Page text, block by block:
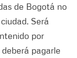
de Bogotá no
Será
por
pagarle